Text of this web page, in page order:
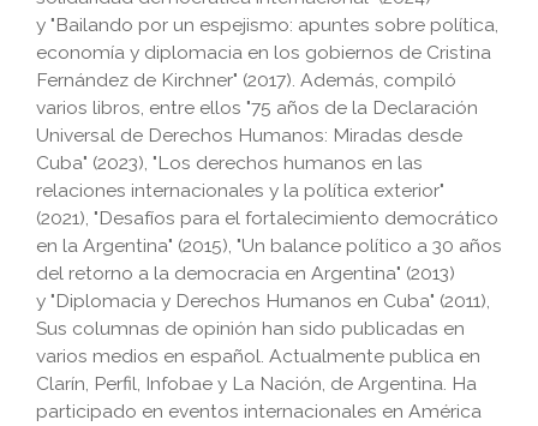
y "Bailando por un espejismo: apuntes sobre política,
economía y diplomacia en los gobiernos de Cristina
Fernández de Kirchner" (2017). Además, compiló
varios libros, entre ellos "75 años de la Declaración
Universal de Derechos Humanos: Miradas desde
Cuba" (2023), "Los derechos humanos en las
relaciones internacionales y la política exterior"
(2021), "Desafíos para el fortalecimiento democrático
en la Argentina" (2015), "Un balance político a 30 años
del retorno a la democracia en Argentina" (2013)
y "Diplomacia y Derechos Humanos en Cuba" (2011),
Sus columnas de opinión han sido publicadas en
varios medios en español. Actualmente publica en
Clarín, Perfil, Infobae y La Nación, de Argentina. Ha
participado en eventos internacionales en América